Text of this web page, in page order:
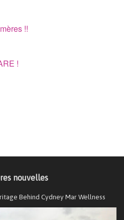
!!
!
nouvelles
Behind Cydney Mar Wellness